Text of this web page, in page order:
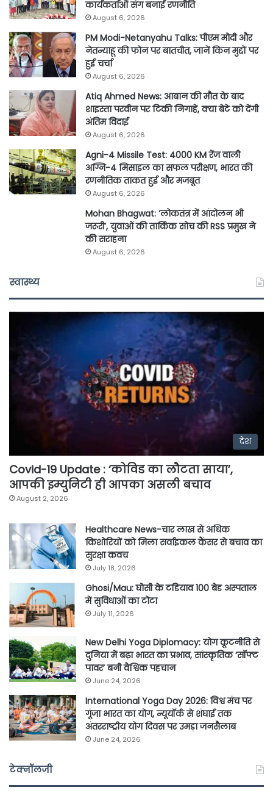
कार्यकर्ताओं संग बनाई रणनीति
August 6, 2026
PM Modi-Netanyahu Talks: पीएम मोदी और
नेतन्याहू की फोन पर बातचीत, जानें किन मुद्दों पर
हुई चर्चा
August 6, 2026
Atiq Ahmed News: आबान की मौत के बाद
शाइस्ता परवीन पर टिकी निगाहें, क्या बेटे को देंगी
अंतिम विदाई
August 6, 2026
Agni-4 Missile Test: 4000 KM रेंज वाली
अग्नि-4 मिसाइल का सफल परीक्षण, भारत की
रणनीतिक ताकत हुई और मजबूत
August 6, 2026
Mohan Bhagwat: ‘लोकतंत्र में आंदोलन भी
जरूरी’, युवाओं की तार्किक सोच की RSS प्रमुख ने
की सराहना
August 6, 2026
स्वास्थ्य
देश
Covid-19 Update : ‘कोविड का लौटता साया’,
आपकी इम्युनिटी ही आपका असली बचाव
August 2, 2026
Healthcare News-चार लाख से अधिक
किशोरियों को मिला सर्वाइकल कैंसर से बचाव का
सुरक्षा कवच
July 18, 2026
Ghosi/Mau: घोसी के टडियाव 100 बेड अस्पताल
में सुविधाओं का टोटा
July 11, 2026
New Delhi Yoga Diplomacy: योग कूटनीति से
दुनिया में बढ़ा भारत का प्रभाव, सांस्कृतिक ‘सॉफ्ट
पावर’ बनी वैश्विक पहचान
June 24, 2026
International Yoga Day 2026: विश्व मंच पर
गूंजा भारत का योग, न्यूयॉर्क से शंघाई तक
अंतरराष्ट्रीय योग दिवस पर उमड़ा जनसैलाब
June 24, 2026
टेक्नॉलजी